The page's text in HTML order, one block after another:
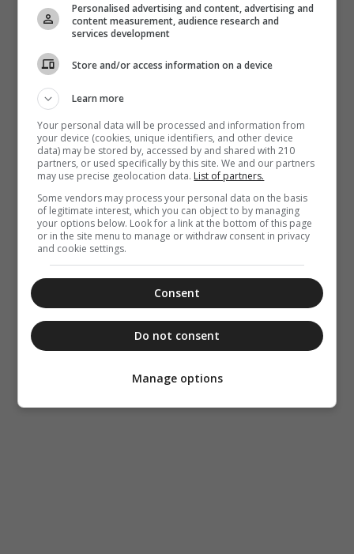
Personalised advertising and content, advertising and
content measurement, audience research and
services development
Store and/or access information on a device
Learn more
Your personal data will be processed and information from
your device (cookies, unique identifiers, and other device
data) may be stored by, accessed by and shared with 210
partners, or used specifically by this site. We and our partners
may use precise geolocation data. List of partners.
Some vendors may process your personal data on the basis
of legitimate interest, which you can object to by managing
your options below. Look for a link at the bottom of this page
or in the site menu to manage or withdraw consent in privacy
and cookie settings.
Consent
Do not consent
Manage options